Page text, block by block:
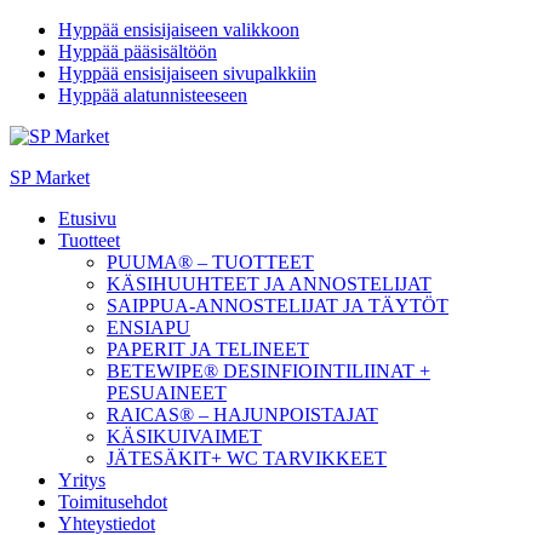
Hyppää ensisijaiseen valikkoon
Hyppää pääsisältöön
Hyppää ensisijaiseen sivupalkkiin
Hyppää alatunnisteeseen
SP Market
Etusivu
Tuotteet
PUUMA® – TUOTTEET
KÄSIHUUHTEET JA ANNOSTELIJAT
SAIPPUA-ANNOSTELIJAT JA TÄYTÖT
ENSIAPU
PAPERIT JA TELINEET
BETEWIPE® DESINFIOINTILIINAT +
PESUAINEET
RAICAS® – HAJUNPOISTAJAT
KÄSIKUIVAIMET
JÄTESÄKIT+ WC TARVIKKEET
Yritys
Toimitusehdot
Yhteystiedot